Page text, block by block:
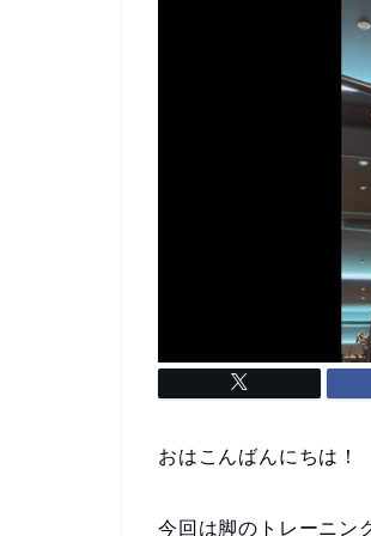
おはこんばんにちは！
今回は脚のトレーニ